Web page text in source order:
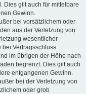
Dies gilt auch für mittelbare
Gewinn.
bei vorsätzlichem oder
aus der Verletzung von
wesentlicher
bei Vertragsschluss
im übrigen der Höhe nach
begrenzt. Dies gilt auch
entgangenen Gewinn.
bei der Verletzung von
oder grob